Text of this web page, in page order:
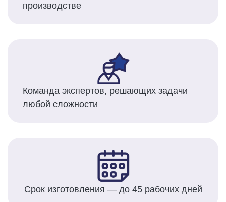
производстве
Команда экспертов, решающих задачи
любой сложности
Срок изготовления — до 45 рабочих дней